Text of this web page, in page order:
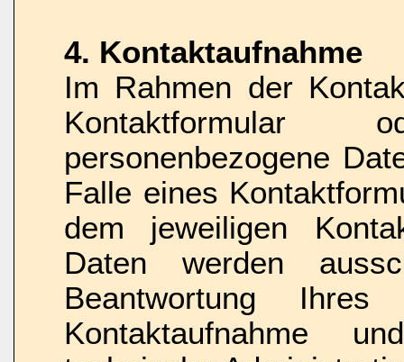
4. Kontaktaufnahme
Im Rahmen der
personenbezogene
Falle eines
dem jeweiligen
Daten werden
Beantwortung
Kontaktaufnahme